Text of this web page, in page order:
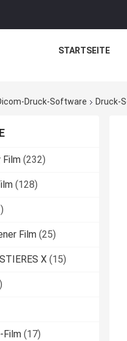
STARTSEITE
Druck-Software Druck-
Film (232)
(128)
Film (25)
X (15)
Film (17)